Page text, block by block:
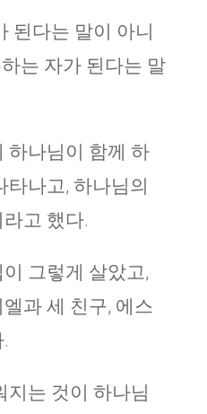
된다는 말이 아니
는 자가 된다는 말
하나님이 함께 하
타나고, 하나님의
고 했다.
그렇게 살았고,
과 세 친구, 에스
는 것이 하나님